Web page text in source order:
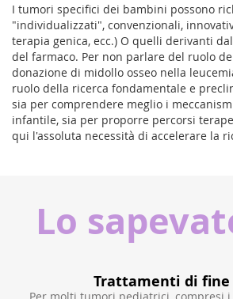
I tumori specifici dei bambini possono
"individualizzati", convenzionali,
terapia genica, ecc.) O quelli derivanti
del farmaco. Per non parlare del ruolo
donazione di midollo osseo nella
ruolo della ricerca fondamentale e
sia per comprendere meglio i
infantile, sia per proporre percorsi
qui l'assoluta necessità di accelerare la
Lo
Trattamenti di